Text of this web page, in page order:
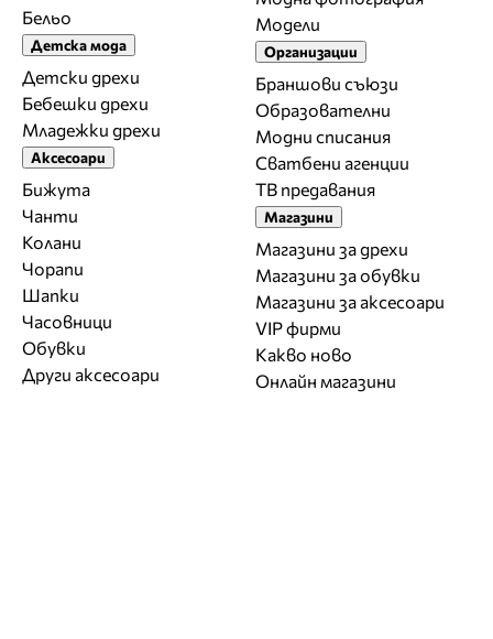
Бельо
Детска мода
Детски дрехи
Бебешки дрехи
Младежки дрехи
Аксесоари
Бижута
Чанти
Колани
Чорапи
Шапки
Часовници
Обувки
Други аксесоари
Модели
Организации
Браншови съюзи
Образователни
Модни списания
Сватбени агенции
ТВ предавания
Магазини
Магазини за дрехи
Магазини за обувки
Магазини за aксесоари
VIP фирми
Какво ново
Онлайн магазини